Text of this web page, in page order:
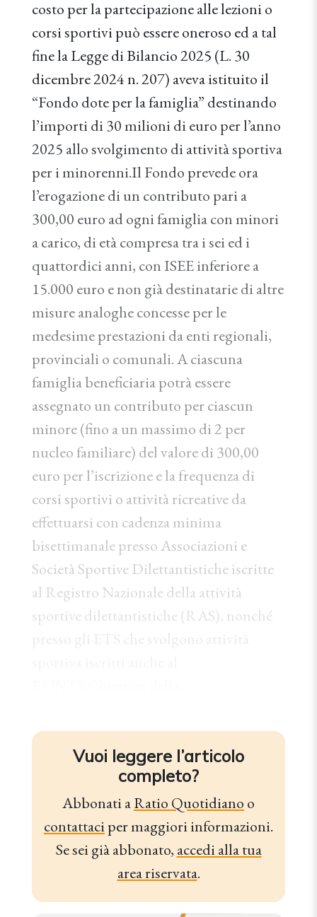
costo per la partecipazione alle lezioni o
corsi sportivi può essere oneroso ed a tal
fine la Legge di Bilancio 2025 (L. 30
dicembre 2024 n. 207) aveva istituito il
“Fondo dote per la famiglia” destinando
l’importi di 30 milioni di euro per l’anno
2025 allo svolgimento di attività sportiva
per i minorenni.Il Fondo prevede ora
l’erogazione di un contributo pari a
300,00 euro ad ogni famiglia con minori
a carico, di età compresa tra i sei ed i
quattordici anni, con ISEE inferiore a
15.000 euro e non già destinatarie di altre
misure analoghe concesse per le
medesime prestazioni da enti regionali,
provinciali o comunali. A ciascuna
famiglia beneficiaria potrà essere
assegnato un contributo per ciascun
minore (fino a un massimo di 2 per
nucleo familiare) del valore di 300,00
euro per l’iscrizione e la frequenza di
corsi sportivi o attività ricreative da
effettuarsi con cadenza minima
bisettimanale presso Associazioni e
Società Sportive Dilettantistiche iscritte
al Registro Nazionale della attività
sportive dilettantistiche (RAS), nonché
Vuoi leggere l’articolo
completo?
Abbonati aRatio Quotidiano o
contattaciper maggiori informazioni.
Se sei già abbonato, accedi alla tua
area riservata.